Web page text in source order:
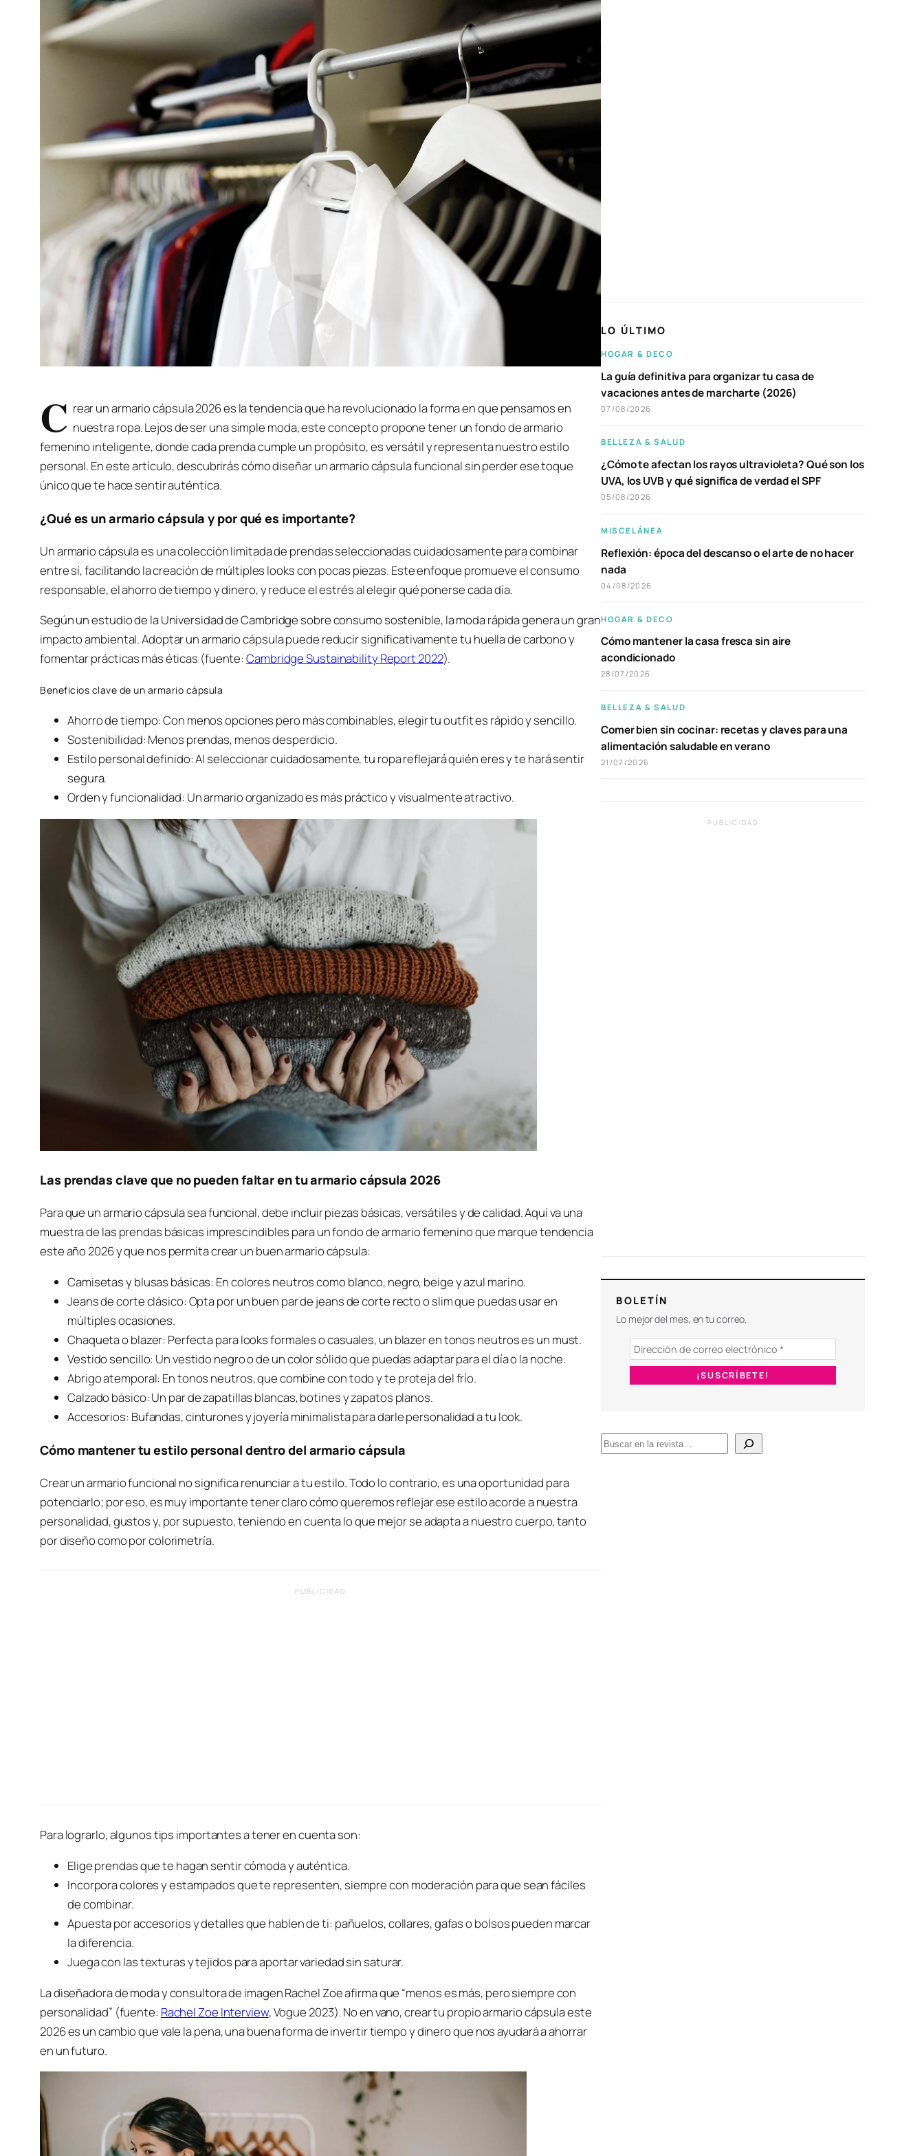
C rear un armario cápsula 2026 es la tendencia que ha revolucionado la forma en que pensamos en
nuestra ropa. Lejos de ser una simple moda, este concepto propone tener un fondo de armario
femenino inteligente, donde cada prenda cumple un propósito, es versátil y representa nuestro estilo
personal. En este artículo, descubrirás cómo diseñar un armario cápsula funcional sin perder ese toque
único que te hace sentir auténtica.
¿Qué es un armario cápsula y por qué es importante?
Un armario cápsula es una colección limitada de prendas seleccionadas cuidadosamente para combinar
entre sí, facilitando la creación de múltiples looks con pocas piezas. Este enfoque promueve el consumo
responsable, el ahorro de tiempo y dinero, y reduce el estrés al elegir qué ponerse cada día.
Según un estudio de la Universidad de Cambridge sobre consumo sostenible, la moda rápida genera un gran
impacto ambiental. Adoptar un armario cápsula puede reducir significativamente tu huella de carbono y
fomentar prácticas más éticas (fuente:Cambridge Sustainability Report 2022).
Beneficios clave de un armario cápsula
Ahorro de tiempo: Con menos opciones pero más combinables, elegir tu outfit es rápido y sencillo.
Sostenibilidad: Menos prendas, menos desperdicio.
Estilo personal definido: Al seleccionar cuidadosamente, tu ropa reflejará quién eres y te hará sentir
segura.
Orden y funcionalidad: Un armario organizado es más práctico y visualmente atractivo.
Las prendas clave que no pueden faltar en tu armario cápsula 2026
Para que un armario cápsula sea funcional, debe incluir piezas básicas, versátiles y de calidad. Aquí va una
muestra de las prendas básicas imprescindibles para un fondo de armario femenino que marque tendencia
este año 2026 y que nos permita crear un buen armario cápsula:
Camisetas y blusas básicas: En colores neutros como blanco, negro, beige y azul marino.
Jeans de corte clásico: Opta por un buen par de jeans de corte recto o slim que puedas usar en
múltiples ocasiones.
Chaqueta o blazer: Perfecta para looks formales o casuales, un blazer en tonos neutros es un must.
Vestido sencillo: Un vestido negro o de un color sólido que puedas adaptar para el día o la noche.
Abrigo atemporal: En tonos neutros, que combine con todo y te proteja del frío.
Calzado básico: Un par de zapatillas blancas, botines y zapatos planos.
Accesorios: Bufandas, cinturones y joyería minimalista para darle personalidad a tu look.
Cómo mantener tu estilo personal dentro del armario cápsula
Crear un armario funcional no significa renunciar a tu estilo. Todo lo contrario, es una oportunidad para
potenciarlo; por eso, es muy importante tener claro cómo queremos reflejar ese estilo acorde a nuestra
personalidad, gustos y, por supuesto, teniendo en cuenta lo que mejor se adapta a nuestro cuerpo, tanto
por diseño como por colorimetría.
PUBLICIDAD
Para lograrlo, algunos tips importantes a tener en cuenta son:
Elige prendas que te hagan sentir cómoda y auténtica.
Incorpora colores y estampados que te representen, siempre con moderación para que sean fáciles
de combinar.
Apuesta por accesorios y detalles que hablen de ti: pañuelos, collares, gafas o bolsos pueden marcar
la diferencia.
Juega con las texturas y tejidos para aportar variedad sin saturar.
La diseñadora de moda y consultora de imagen Rachel Zoe afirma que “menos es más, pero siempre con
personalidad” (fuente: Rachel Zoe Interview, Vogue 2023). No en vano, crear tu propio armario cápsula este
2026 es un cambio que vale la pena, una buena forma de invertir tiempo y dinero que nos ayudará a ahorrar
en un futuro.
LO ÚLTIMO
HOGAR & DECO
La guía definitiva para organizar tu casa de
vacaciones antes de marcharte (2026)
07/08/2026
BELLEZA & SALUD
¿Cómo te afectan los rayos ultravioleta? Qué son los
UVA, los UVB y qué significa de verdad el SPF
05/08/2026
MISCELÁNEA
Reflexión: época del descanso o el arte de no hacer
nada
04/08/2026
HOGAR & DECO
Cómo mantener la casa fresca sin aire
acondicionado
28/07/2026
BELLEZA & SALUD
Comer bien sin cocinar: recetas y claves para una
alimentación saludable en verano
21/07/2026
PUBLICIDAD
BOLETÍN
Lo mejor del mes, en tu correo.
B